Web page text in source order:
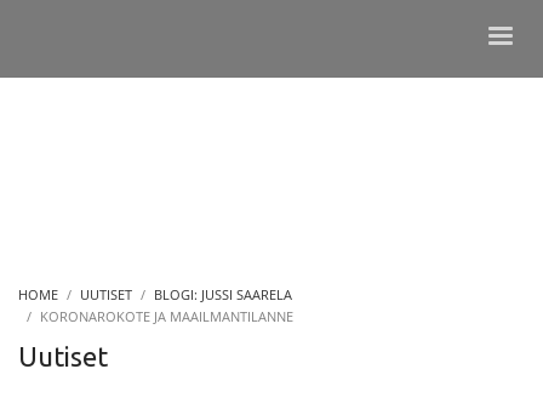
HOME UUTISET
BLOGI: JUSSI SAARELA
KORONAROKOTE JA MAAILMANTILANNE
Uutiset